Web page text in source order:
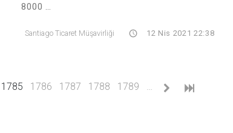
8000 ...
Santiago Ticaret Müşavirliği 12 Nis 2021 22:38
1785 (current)
1786 1787 1788 1789